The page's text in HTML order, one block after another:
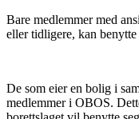
Bare medlemmer med
eller tidligere, kan
De som eier en bolig i
medlemmer i OBOS.